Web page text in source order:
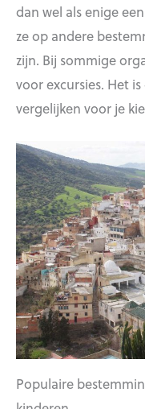
dan wel als enige
ze op andere
zijn. Bij sommige
voor excursies. Het
vergelijken voor je
Populaire